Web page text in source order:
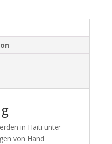
in Haiti unter
von Hand